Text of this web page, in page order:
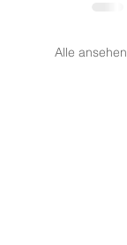
Alle ansehen